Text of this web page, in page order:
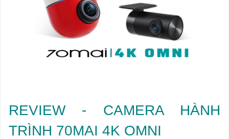
REVIEW - CAMERA HÀNH
TRÌNH 70MAI 4K OMNI